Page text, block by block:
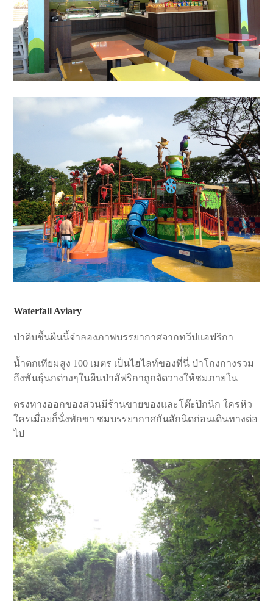
Waterfall Aviary
ป่าดิบชื้นผืนนี้จำลองภาพบรรยากาศจากทวีปแอฟริกา
น้ำตกเทียมสูง 100 เมตร เป็นไฮไลท์ของที่นี่ ป่าโกงกางรวม
ถึงพันธุ์นกต่างๆในผืนป่าอัฟริกาถูกจัดวางให้ชมภายใน
ตรงทางออกของสวนมีร้านขายของและโต๊ะปิกนิก ใครหิว
ใครเมื่อยก็นั่งพักขา ชมบรรยากาศกันสักนิดก่อนเดินทางต่อ
ไป